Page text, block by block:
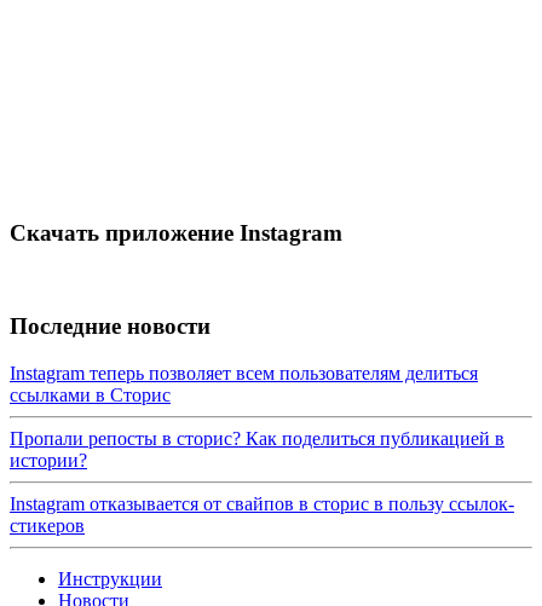
Скачать приложение Instagram
Последние новости
Instagram теперь позволяет всем пользователям делиться
ссылками в Сторис
Пропали репосты в сторис? Как поделиться публикацией в
истории?
Instagram отказывается от свайпов в сториc в пользу ссылок-
стикеров
Инструкции
Новости